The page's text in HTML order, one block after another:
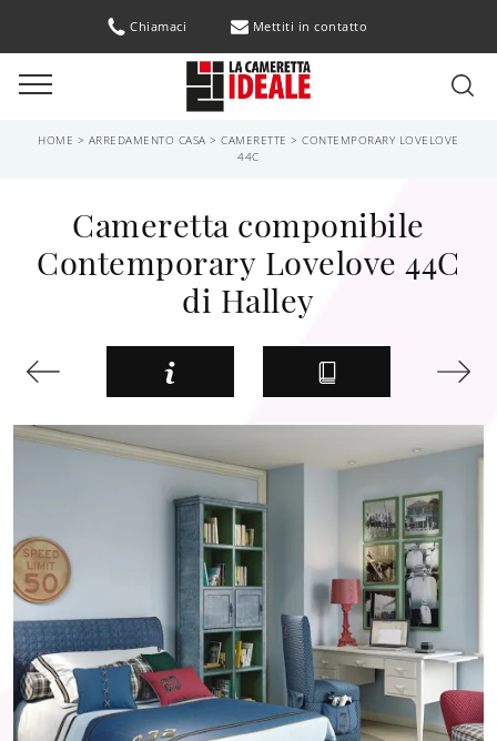
Chiamaci Mettiti in contatto
HOME > ARREDAMENTO CASA >CAMERETTE >CONTEMPORARY LOVELOVE
44C
Cameretta componibile
Contemporary Lovelove 44C
di Halley